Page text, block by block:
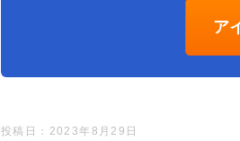
ア
投稿日：2023年8月29日